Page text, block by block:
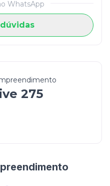
WhatsApp
275